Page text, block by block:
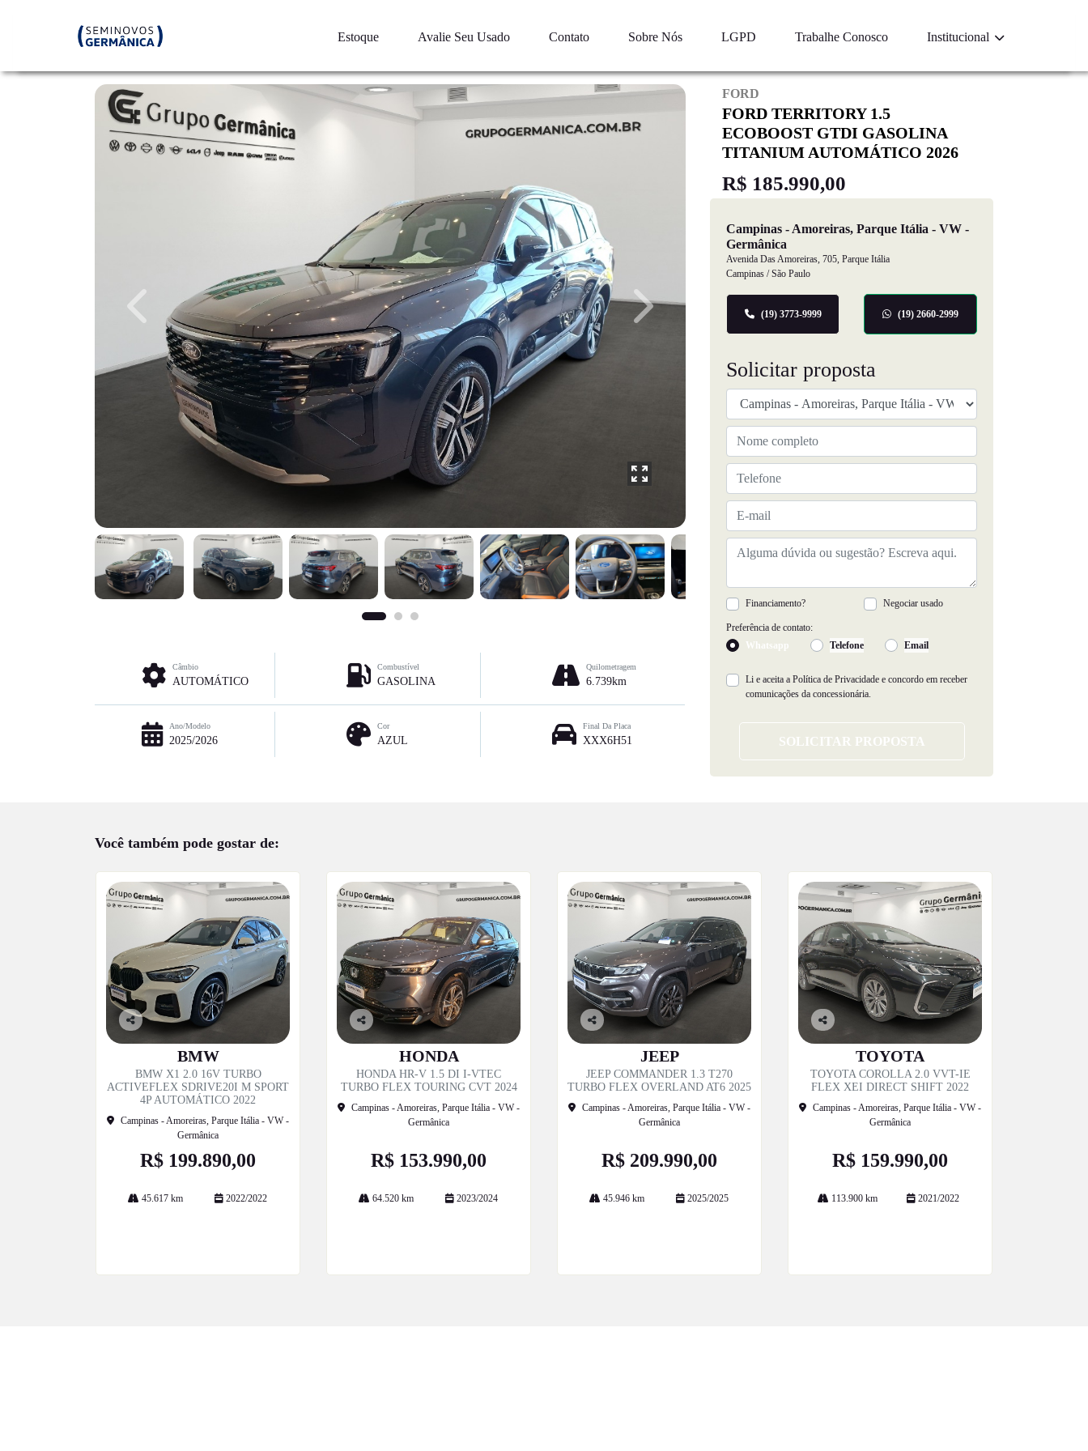
Estoque Avalie Seu Usado Contato Sobre Nós LGPD Trabalhe Conosco Institucional
FORD
FORD TERRITORY 1.5
ECOBOOST GTDI GASOLINA
TITANIUM AUTOMÁTICO 2026
R$ 185.990,00
Campinas - Amoreiras, Parque Itália - VW -
Germânica
Avenida Das Amoreiras, 705, Parque Itália
Campinas / São Paulo
(19) 3773-9999 (19) 2660-2999
Solicitar proposta
Financiamento? Negociar usado
Preferência de contato:
Whatsapp
Telefone Email
Li e aceita a Política de Privacidade e concordo em receber
comunicações da concessionária.
SOLICITAR PROPOSTA
Previous Next
Câmbio
AUTOMÁTICO
Combustível
GASOLINA
Quilometragem
6.739km
Ano/Modelo
2025/2026
Cor
AZUL
Final Da Placa
XXX6H51
Você também pode gostar de:
BMW
BMW X1 2.0 16V TURBO
ACTIVEFLEX SDRIVE20I M SPORT
4P AUTOMÁTICO 2022
Campinas - Amoreiras, Parque Itália - VW -
Germânica
R$ 199.890,00
45.617 km 2022/2022
he
HONDA
HONDA HR-V 1.5 DI I-VTEC
TURBO FLEX TOURING CVT 2024
Campinas - Amoreiras, Parque Itália - VW -
Germânica
R$ 153.990,00
64.520 km 2023/2024
he
JEEP
JEEP COMMANDER 1.3 T270
TURBO FLEX OVERLAND AT6 2025
Campinas - Amoreiras, Parque Itália - VW -
Germânica
R$ 209.990,00
45.946 km 2025/2025
he
TOYOTA
TOYOTA COROLLA 2.0 VVT-IE
FLEX XEI DIRECT SHIFT 2022
Campinas - Amoreiras, Parque Itália - VW -
Germânica
R$ 159.990,00
113.900 km 2021/2022